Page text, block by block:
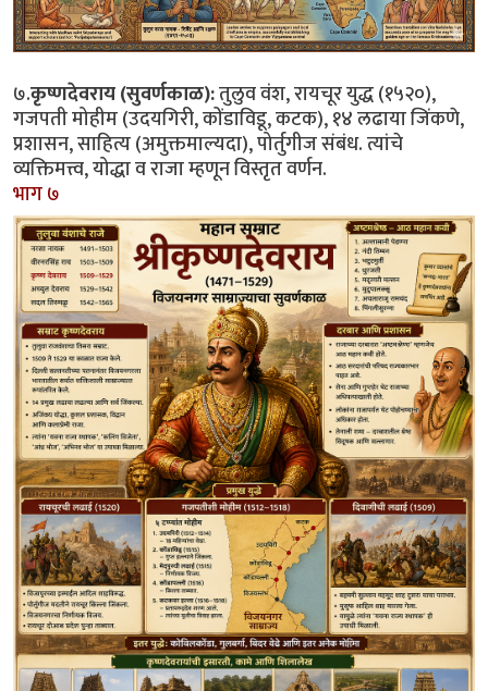
७.कृष्णदेवराय (सुवर्णकाळ):तुलुव वंश, रायचूर युद्ध (१५२०),
गजपती मोहीम (उदयगिरी, कोंडाविडू, कटक), १४ लढाया जिंकणे,
प्रशासन, साहित्य (अमुक्तमाल्यदा), पोर्तुगीज संबंध. त्यांचे
व्यक्तिमत्त्व, योद्धा व राजा म्हणून विस्तृत वर्णन.
भाग ७